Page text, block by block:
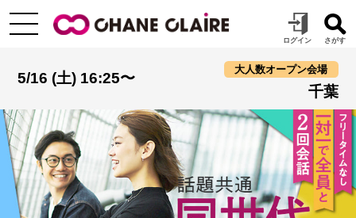
5/16 (土) 16:25〜
大人数オープン会場
千葉